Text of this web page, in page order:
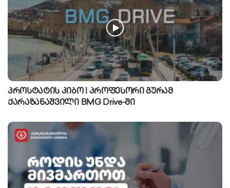
პროსტატის კიბო | პროფესორი გურამ
ქარაზანაშვილი BMG Drive-ში